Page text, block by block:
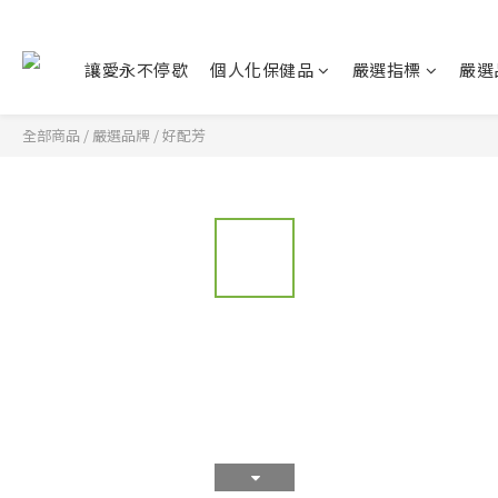
讓愛永不停歇 個人化保健品 嚴選指標 嚴
全部商品 / 嚴選品牌 /好配芳